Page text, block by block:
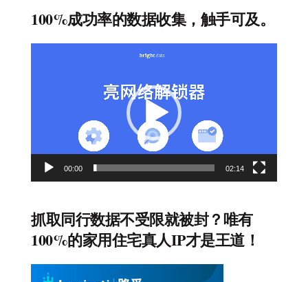
100%成功率的数据收集，触手可及。
00:00 02:14
抓取同行数据不受限就被封？唯有
100%的家用住宅真人IP才是王道！